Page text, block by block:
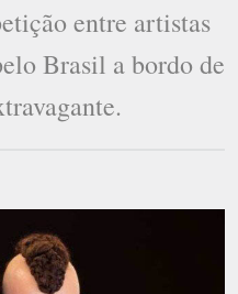
entre artistas
Brasil a bordo de